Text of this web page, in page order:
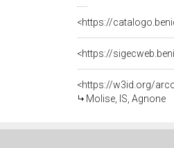
<https://
<https://w3id.org/
Molise, IS, Agnone